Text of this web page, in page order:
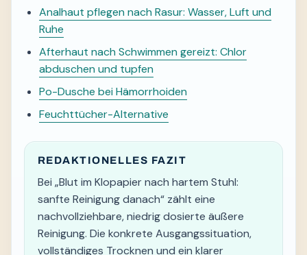
Analhaut pflegen nach Rasur: Wasser, Luft und
Ruhe
Afterhaut nach Schwimmen gereizt: Chlor
abduschen und tupfen
Po-Dusche bei Hämorrhoiden
Feuchttücher-Alternative
REDAKTIONELLES FAZIT
Bei „Blut im Klopapier nach hartem Stuhl:
sanfte Reinigung danach“ zählt eine
nachvollziehbare, niedrig dosierte äußere
Reinigung. Die konkrete Ausgangssituation,
vollständiges Trocknen und ein klarer